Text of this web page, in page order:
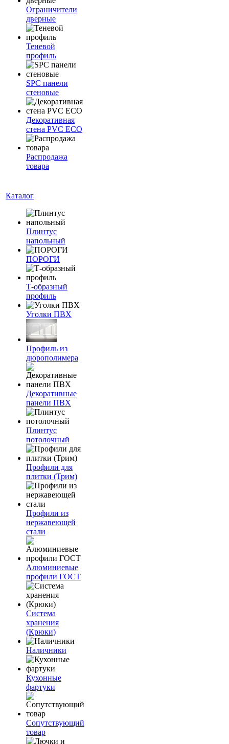
Ограничители
дверные
Теневой
профиль
SPC панели
стеновые
Декоративная
стена PVC ECO
Распродажа
товара
Каталог
Плинтус
напольный
ПОРОГИ
Т-образный
профиль
Уголки ПВХ
Профиль из
дюрополимера
Декоративные
панели ПВХ
Плинтус
потолочный
Профили для
плитки (Трим)
Профили из
нержавеющей
стали
Алюминиевые
профили ГОСТ
Система
хранения
(Крюки)
Наличники
Кухонные
фартуки
Сопутствующий
товар